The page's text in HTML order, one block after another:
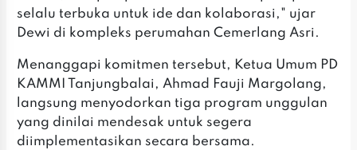
selalu terbuka untuk ide dan kolaborasi," ujar
Dewi di kompleks perumahan Cemerlang Asri.
Menanggapi komitmen tersebut, Ketua Umum PD
KAMMI Tanjungbalai, Ahmad Fauji Margolang,
langsung menyodorkan tiga program unggulan
yang dinilai mendesak untuk segera
diimplementasikan secara bersama.